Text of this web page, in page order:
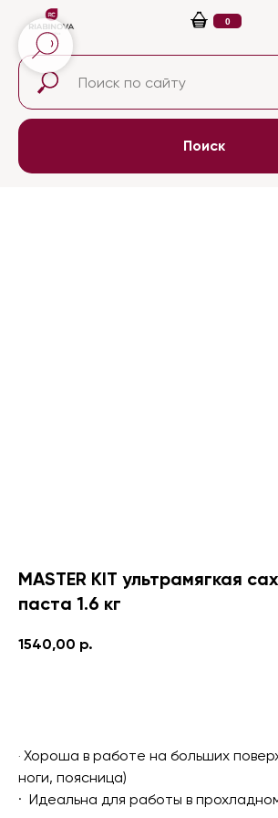
0
Поиск
MASTER KIT ультрамягкая
паста 1.6 кг
1540,00 р.
· ‌ Хороша в работе на больших
ноги, поясница)
· ‌ Идеальна для работы в